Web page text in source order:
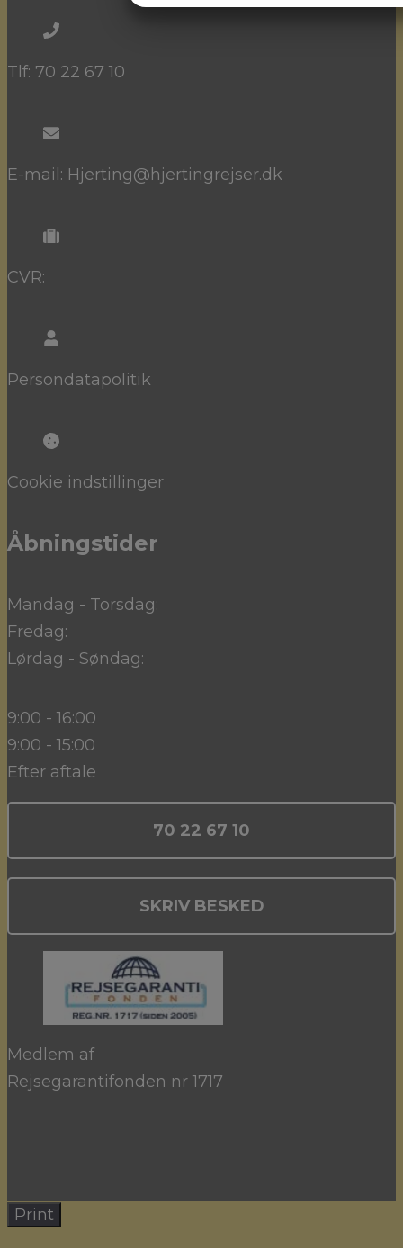
Tlf: 70 22 67 10
E-mail: Hjerting@hjertingrejser.dk
CVR:
Persondatapolitik
Cookie indstillinger
Åbningstider
Mandag - Torsdag:
Fredag:
Lørdag - Søndag:
9:00 - 16:00
9:00 - 15:00
Efter aftale
70 22 67 10
SKRIV BESKED
Medlem af
Rejsegarantifonden nr 1717
Print